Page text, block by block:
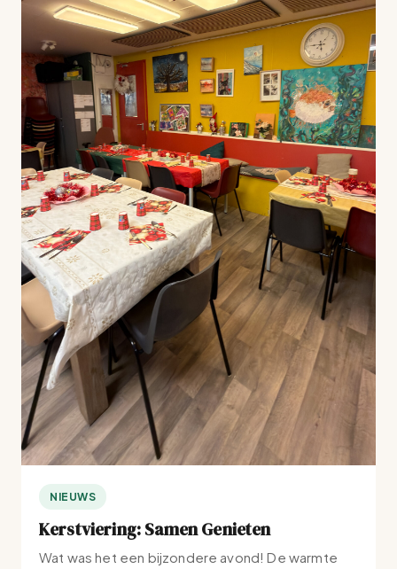
NIEUWS
Kerstviering: Samen Genieten
Wat was het een bijzondere avond! De warmte